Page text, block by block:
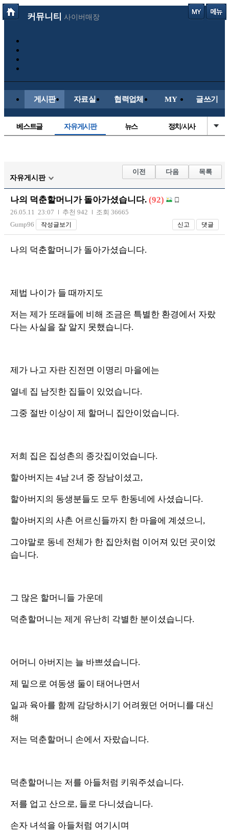
커뮤니티 사이버매장
게시판 자료실 협력업체 MY 글쓰기
베스트글 자유게시판 뉴스 정치/시사
해외축구
국내축구
자유게시판
이전 다음 목록
나의 덕춘할머니가 돌아가셨습니다. (92)
26.05.11 23:07 추천 942
조회 36665
Gump96
작성글보기 신고 댓글
나의 덕춘할머니가 돌아가셨습니다.
제법 나이가 들 때까지도
저는 제가 또래들에 비해 조금은 특별한 환경에서 자랐
다는 사실을 잘 알지 못했습니다.
제가 나고 자란 진전면 이명리 마을에는
열네 집 남짓한 집들이 있었습니다.
그중 절반 이상이 제 할머니 집안이었습니다.
저희 집은 집성촌의 종갓집이었습니다.
할아버지는 4남 2녀 중 장남이셨고,
할아버지의 동생분들도 모두 한동네에 사셨습니다.
할아버지의 사촌 어르신들까지 한 마을에 계셨으니,
그야말로 동네 전체가 한 집안처럼 이어져 있던 곳이었
습니다.
그 많은 할머니들 가운데
덕춘할머니는 제게 유난히 각별한 분이셨습니다.
어머니 아버지는 늘 바쁘셨습니다.
제 밑으로 여동생 둘이 태어나면서
일과 육아를 함께 감당하시기 어려웠던 어머니를 대신
해
저는 덕춘할머니 손에서 자랐습니다.
덕춘할머니는 저를 아들처럼 키워주셨습니다.
저를 업고 산으로, 들로 다니셨습니다.
손자 녀석을 아들처럼 여기시며